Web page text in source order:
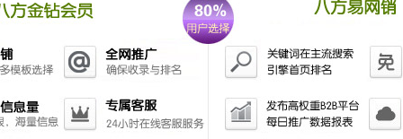
水费：5.6元/吨，按用水量计费
专项维修金：0.35元/月/平方米
停车费：小车月卡600元/月，固定车位1200
元/月
VRV空调系统维护费：2.5元/平方米/月